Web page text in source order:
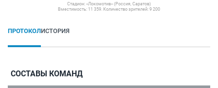
Стадион: «Локомотив» (Россия, Саратов)
Вместимость: 11 359. Количество зрителей: 9 200
ПРОТОКОЛИСТОРИЯ
СОСТАВЫ КОМАНД